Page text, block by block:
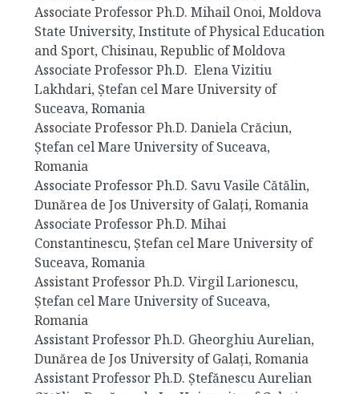
Associate Professor Ph.D. Mihail Onoi, Moldova
State University, Institute of Physical Education
and Sport, Chisinau, Republic of Moldova
Associate Professor Ph.D. Elena Vizitiu
Lakhdari, Ștefan cel Mare University of
Suceava, Romania
Associate Professor Ph.D. Daniela Crăciun,
Ștefan cel Mare University of Suceava,
Romania
Associate Professor Ph.D. Savu Vasile Cătălin,
Dunărea de Jos University of Galați, Romania
Associate Professor Ph.D. Mihai
Constantinescu, Ștefan cel Mare University of
Suceava, Romania
Assistant Professor Ph.D. Virgil Larionescu,
Ștefan cel Mare University of Suceava,
Romania
Assistant Professor Ph.D. Gheorghiu Aurelian,
Dunărea de Jos University of Galați, Romania
Assistant Professor Ph.D. Ștefănescu Aurelian